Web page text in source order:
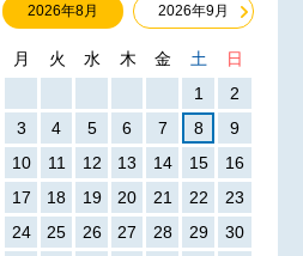
2026年8月 2026年9月
月 火 水 木 金 土
日
1
2
3
4 5 6 7 8
9
10
11 12 13 14 15
16
17
18 19 20 21 22
23
24
25 26 27 28 29
30